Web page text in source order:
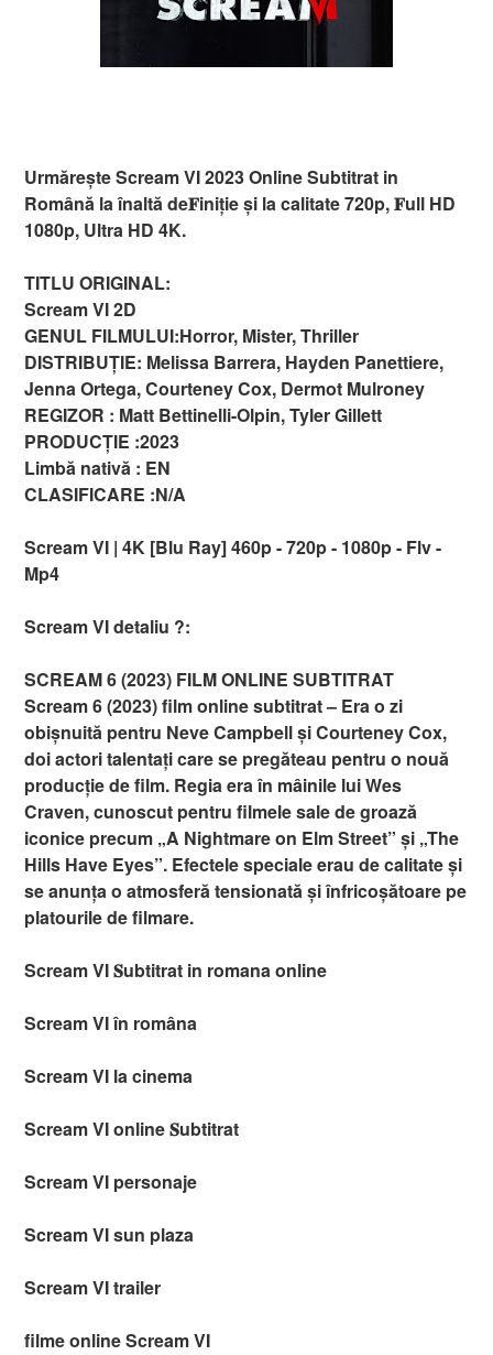
Urmărește Scream VI 2023 Online Subtitrat in
Română la înaltă de𝐅iniție și la calitate 720p, 𝐅ull HD
1080p, Ultra HD 4K.
TITLU ORIGINAL:
Scream VI 2D
GENUL FILMULUI:Horror, Mister, Thriller
DISTRIBUȚIE: Melissa Barrera, Hayden Panettiere,
Jenna Ortega, Courteney Cox, Dermot Mulroney
REGIZOR : Matt Bettinelli-Olpin, Tyler Gillett
PRODUCȚIE :2023
Limbă nativă : EN
CLASIFICARE :N/A
Scream VI | 4K [Blu Ray] 460p - 720p - 1080p - Flv -
Mp4
Scream VI detaliu ?:
SCREAM 6 (2023) FILM ONLINE SUBTITRAT
Scream 6 (2023) film online subtitrat – Era o zi
obișnuită pentru Neve Campbell și Courteney Cox,
doi actori talentați care se pregăteau pentru o nouă
producție de film. Regia era în mâinile lui Wes
Craven, cunoscut pentru filmele sale de groază
iconice precum „A Nightmare on Elm Street” și „The
Hills Have Eyes”. Efectele speciale erau de calitate și
se anunța o atmosferă tensionată și înfricoșătoare pe
platourile de filmare.
Scream VI 𝐒ubtitrat in romana online
Scream VI în româna
Scream VI la cinema
Scream VI online 𝐒ubtitrat
Scream VI personaje
Scream VI sun plaza
Scream VI trailer
filme online Scream VI